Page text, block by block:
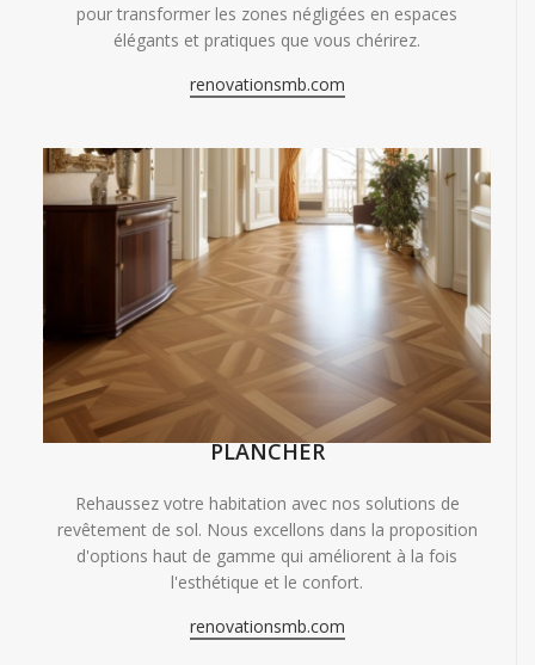
pour transformer les zones négligées en espaces
élégants et pratiques que vous chérirez.
renovationsmb.com
PLANCHER
Rehaussez votre habitation avec nos solutions de
revêtement de sol. Nous excellons dans la proposition
d'options haut de gamme qui améliorent à la fois
l'esthétique et le confort.
renovationsmb.com